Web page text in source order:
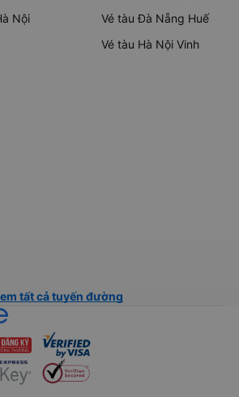
Nội
Vé tàu Đà Nẵng Huế
Vé tàu Hà Nội Vinh
tất cả tuyến đường